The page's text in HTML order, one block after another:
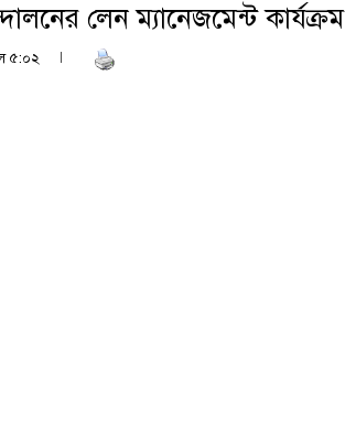
লেন ম্যানেজমেন্ট কার্যক্রম
৫:০২